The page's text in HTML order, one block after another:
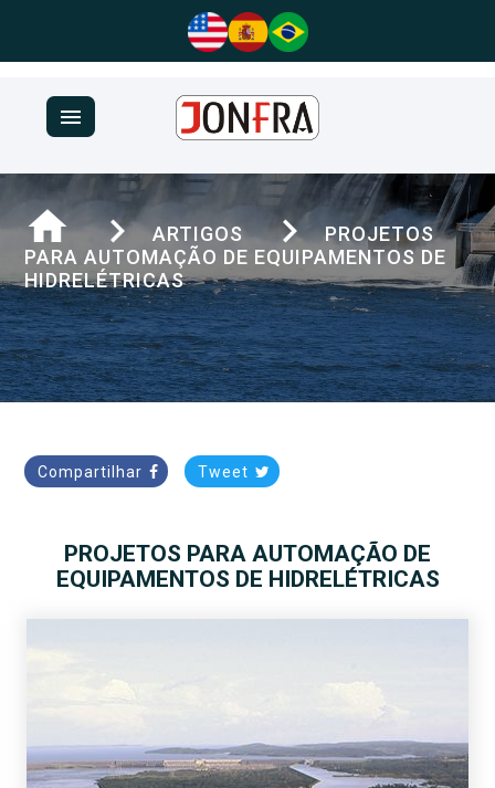
menu
home navigate_next ARTIGOS navigate_next PROJETOS
PARA AUTOMAÇÃO DE EQUIPAMENTOS DE
HIDRELÉTRICAS
Compartilhar Tweet
PROJETOS PARA AUTOMAÇÃO DE
EQUIPAMENTOS DE HIDRELÉTRICAS